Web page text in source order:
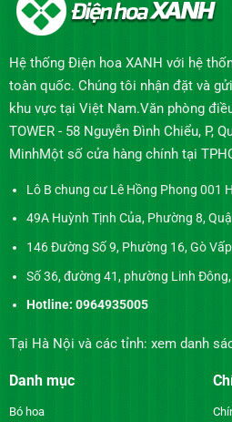
Hệ thống Điện hoa XANH với hệ
toàn quốc. Chúng tôi nhận đặt và
khu vực tại Việt Nam.Văn phòng
TOWER - 58 Nguyễn Đình Chiểu, P,
MinhMột số cửa hàng chính tại
Lô B chung cư Lê Hồng Phong 001
49A Huỳnh Tịnh Của, Phường 8,
146 Đường Số 9, Phường 16, Gò
Số 36, đường 41, phường Linh
Hotline: 0964935005
Tại Hà Nội và các tỉnh: xem danh
Danh mục
Bó hoa